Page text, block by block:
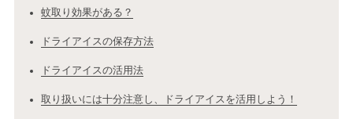
蚊取り効果がある？
ドライアイスの保存方法
ドライアイスの活用法
取り扱いには十分注意し、ドライアイスを活用しよう！